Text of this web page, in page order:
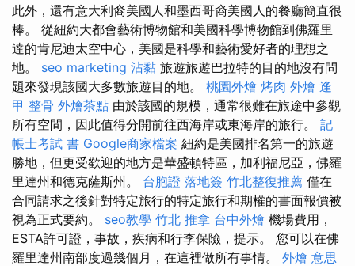
此外，還有意大利裔美國人和墨西哥裔美國人的餐廳簡直很
棒。 從紐約大都會藝術博物館和美國科學博物館到佛羅里
達的肯尼迪太空中心，美國是科學和藝術愛好者的理想之
地。 seo marketing 沾黏 旅遊旅遊巴拉特的目的地沒有問
題來發現該國大多數旅遊目的地。 桃園外燴 烤肉 外燴 逢
甲 整骨 外燴茶點 由於該國的規模，通常很難在旅途中參觀
所有空間，因此值得分開前往西海岸或東海岸的旅行。 記
帳士考試 書 Google商家檔案 紐約是美國排名第一的旅遊
勝地，但更受歡迎的地方是華盛頓特區，加利福尼亞，佛羅
里達州和德克薩斯州。 台胞證 落地簽 竹北整復推薦 僅在
合同請求之後針對特定旅行的特定旅行和期權的書面報價被
視為正式要約。 seo教學 竹北 推拿 台中外燴 機場費用，
ESTA許可證，事故，疾病和行李保險，提示。 您可以在佛
羅里達州南部度過幾個月，在這裡做所有事情。 外燴 意思